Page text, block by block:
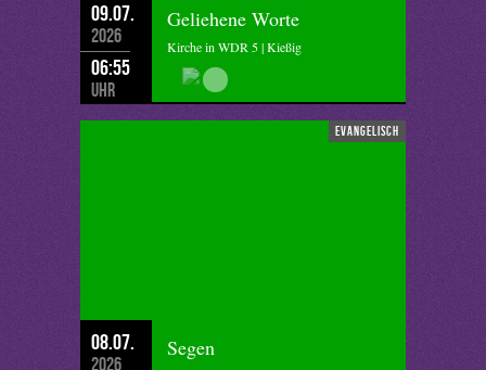
09.07.
2026
06:55
Uhr
Geliehene Worte
Kirche in WDR 5 | Kießig
evangelisch
08.07.
2026
Segen